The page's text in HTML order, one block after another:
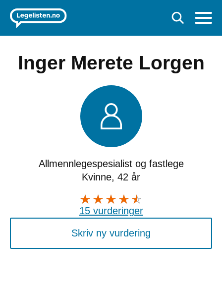
Inger Merete Lorgen
Allmennlegespesialist og fastlege
Kvinne, 42 år
15 vurderinger
Skriv ny vurdering